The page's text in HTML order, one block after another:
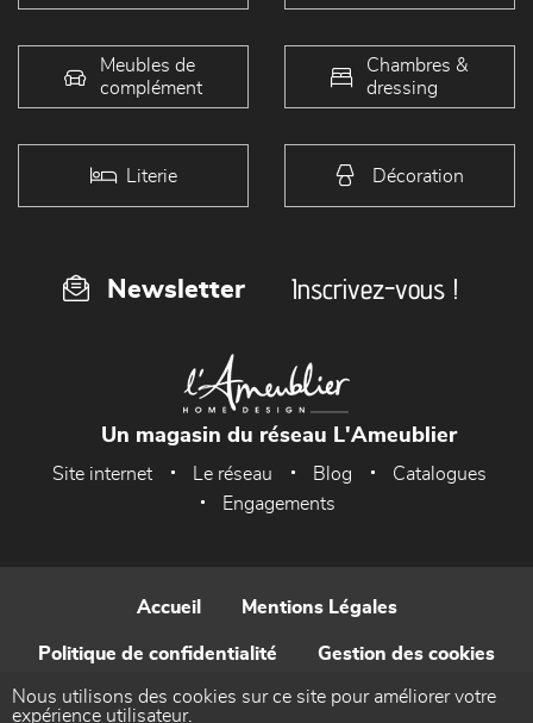
Meubles de
complément
Chambres &
dressing
Literie Décoration
Newsletter Inscrivez-vous !
Un magasin du réseau L'Ameublier
Site internet Le réseau Blog
Catalogues
Engagements
Accueil Mentions Légales
Politique de confidentialité Gestion des cookies
Contact
Nous utilisons des cookies sur ce site pour améliorer votre
expérience utilisateur.